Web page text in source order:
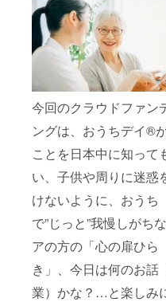
今回のクラウドファン
ングは、おうちデイ®️
ことを日本中に知って
い、子供や周りに迷惑
けないように、おうち
で”じっと”我慢しがち
アの方の「心の扉ひら
き」、今日は何のお話
業）かな？…と楽しみ